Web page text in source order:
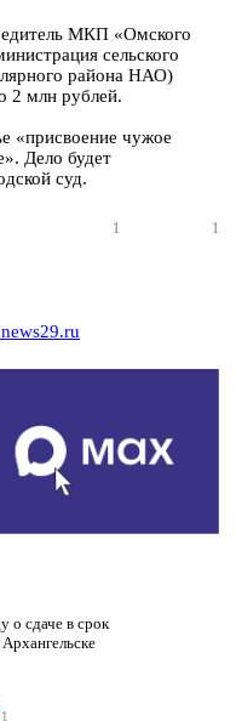
МКП «Омского
сельского
района НАО)
2 млн рублей.
«присвоение чужое
Дело будет
суд.
1 1
о сдаче в срок
1